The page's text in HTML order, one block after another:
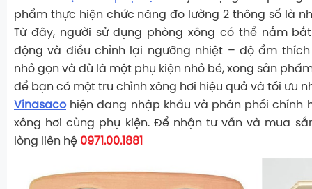
phẩm thực hiện chức năng đo lường 2 thông số là
Từ đây, người sử dụng phòng xông có thể nắm
động và điều chỉnh lại ngưỡng nhiệt – độ ẩm thích
nhỏ gọn và dù là một phụ kiện nhỏ bé, xong sản
để bạn có một tru chình xông hơi hiệu quả và tối ưu
Vinasacohiện đang nhập khẩu và phân phối chính
xông hơi cùng phụ kiện. Để nhận tư vấn và mua
lòng liên hệ 0971.00.1881